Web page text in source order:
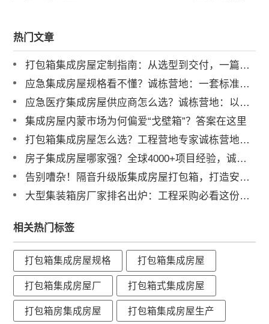
热门文章
打包箱集成房屋定制指南：从选型到交付，一篇讲透
应急集成房屋规格看不懂？诚栋营地：一套标准，多重保障，定义行业品质标杆
应急医疗集成房屋供应商怎么选？诚栋营地：以专业产品守护生命防线，赋能高效应急响应
集成房屋内蒙市场为何偏爱“戈壁箱”？答案在这里
打包箱集成房屋怎么选？工程营地专家诚栋营地揭秘：品质与解决方案是关键
房子集成房屋哪家强？全球4000+项目经验，诚栋用实力给出答案
告别嘈杂！隔音升级版集成房屋打包箱，打造安静办公与宜居空间
大型集装箱房厂家排名出炉：工程采购必看这份避坑榜单
相关热门标签
打包箱集成房屋规格 打包箱集成房屋
打包箱集成房屋厂 打包箱式集成房屋
打包箱房集成房屋 打包箱集成房屋生产